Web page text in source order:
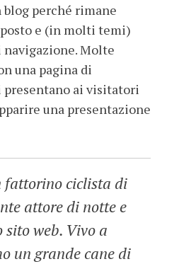
perché rimane
e (in molti temi)
navigazione. Molte
una pagina di
ai visitatori
una presentazione
fattorino ciclista di
attore di notte e
sito web. Vivo a
un grande cane di